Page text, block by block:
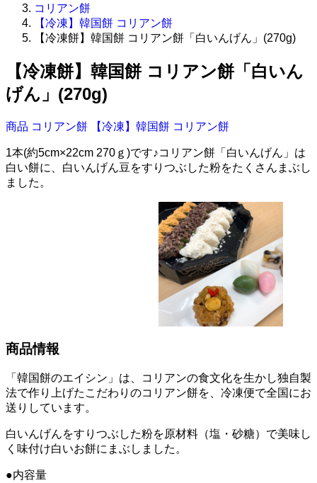
コリアン餅
【冷凍】韓国餅 コリアン餅
【冷凍餅】韓国餅 コリアン餅「白いんげん」(270g)
【冷凍餅】韓国餅 コリアン餅「白いん
げん」(270g)
商品 コリアン餅 【冷凍】韓国餅 コリアン餅
1本(約5cm×22cm 270ｇ)です♪コリアン餅「白いんげん」は
白い餅に、白いんげん豆をすりつぶした粉をたくさんまぶし
ました。
商品情報
「韓国餅のエイシン」は、コリアンの食文化を生かし独自製
法で作り上げたこだわりのコリアン餅を、冷凍便で全国にお
送りしています。
白いんげんをすりつぶした粉を原材料（塩・砂糖）で美味し
く味付け白いお餅にまぶしました。
●内容量